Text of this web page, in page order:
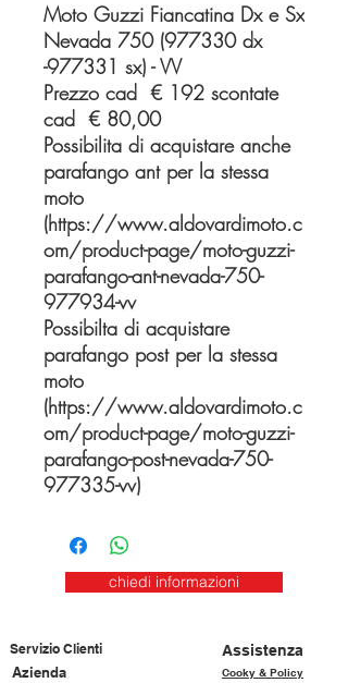
Moto Guzzi Fiancatina Dx e Sx
Nevada 750 (977330 dx
-977331 sx) - VV
Prezzo cad € 192 scontate
cad € 80,00
Possibilita di acquistare anche
parafango ant per la stessa
moto
(https://www.aldovardimoto.c
om/product-page/moto-guzzi-
parafango-ant-nevada-750-
977934-vv
Possibilta di acquistare
parafango post per la stessa
moto
(https://www.aldovardimoto.c
om/product-page/moto-guzzi-
parafango-post-nevada-750-
977335-vv)
chiedi informazioni
Servizio Clienti
Assistenza
Azienda
Cooky & Policy